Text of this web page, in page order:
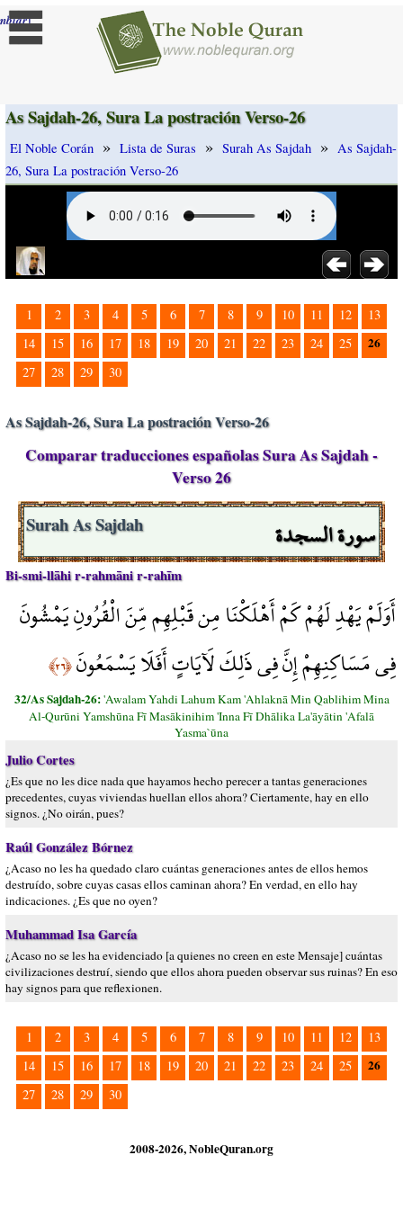
]
As Sajdah-26, Sura La postración Verso-26
El Noble Corán » Lista de Suras » Surah As Sajdah » As Sajdah-
26, Sura La postración Verso-26
1 2 3 4 5 6 7 8 9 10 11 12
13
14
15 16 17 18 19 20 21 22 23 24 25 26
27 28 29 30
As Sajdah-26, Sura La postración Verso-26
Comparar traducciones españolas Sura As Sajdah -
Verso 26
سورة السجدة Surah As Sajdah
Bi-smi-llāhi r-rahmāni r-rahīm
أَوَلَمْ يَهْدِ لَهُمْ كَمْ أَهْلَكْنَا مِن قَبْلِهِم مِّنَ الْقُرُونِ يَمْشُونَ
فِي مَسَاكِنِهِمْ إِنَّ فِي ذَلِكَ لَآيَاتٍ أَفَلَا يَسْمَعُونَ﴿٢٦﴾
32/As Sajdah-26:'Awalam Yahdi Lahum Kam 'Ahlaknā Min Qablihim Mina
Al-Qurūni Yamshūna Fī Masākinihim 'Inna Fī Dhālika La'āyātin 'Afalā
Yasma`ūna
Julio Cortes
¿Es que no les dice nada que hayamos hecho perecer a tantas generaciones
precedentes, cuyas viviendas huellan ellos ahora? Ciertamente, hay en ello
signos. ¿No oirán, pues?
Raúl González Bórnez
¿Acaso no les ha quedado claro cuántas generaciones antes de ellos hemos
destruído, sobre cuyas casas ellos caminan ahora? En verdad, en ello hay
indicaciones. ¿Es que no oyen?
Muhammad Isa García
¿Acaso no se les ha evidenciado [a quienes no creen en este Mensaje] cuántas
civilizaciones destruí, siendo que ellos ahora pueden observar sus ruinas? En eso
hay signos para que reflexionen.
1 2 3 4 5 6 7 8 9 10 11 12
13
14
15 16 17 18 19 20 21 22 23 24 25 26
27 28 29 30
2008-2026, NobleQuran.org